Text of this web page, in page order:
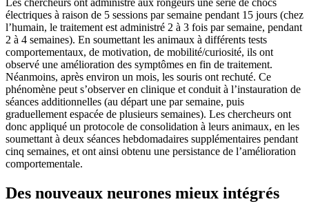
électriques à raison de 5 sessions par semaine pendant 15 jours (chez
l’humain, le traitement est administré 2 à 3 fois par semaine, pendant
2 à 4 semaines). En soumettant les animaux à différents tests
comportementaux, de motivation, de mobilité/curiosité, ils ont
observé une amélioration des symptômes en fin de traitement.
Néanmoins, après environ un mois, les souris ont rechuté. Ce
phénomène peut s’observer en clinique et conduit à l’instauration de
séances additionnelles (au départ une par semaine, puis
graduellement espacée de plusieurs semaines). Les chercheurs ont
donc appliqué un protocole de consolidation à leurs animaux, en les
soumettant à deux séances hebdomadaires supplémentaires pendant
cinq semaines, et ont ainsi obtenu une persistance de l’amélioration
comportementale.
Des nouveaux neurones mieux intégrés